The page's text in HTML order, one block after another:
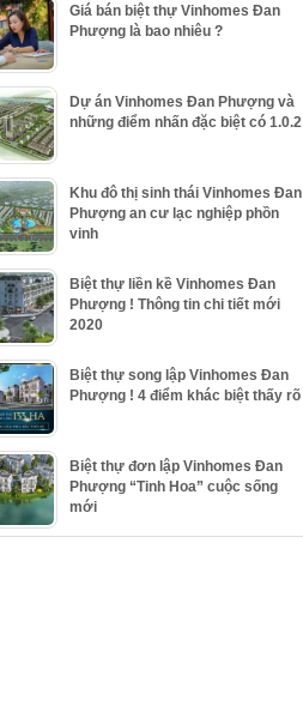
Giá bán biệt thự Vinhomes Đan
Phượng là bao nhiêu ?
Dự án Vinhomes Đan Phượng và
những điểm nhấn đặc biệt có 1.0.2
Khu đô thị sinh thái Vinhomes Đan
Phượng an cư lạc nghiệp phồn
vinh
Biệt thự liền kề Vinhomes Đan
Phượng ! Thông tin chi tiết mới
2020
Biệt thự song lập Vinhomes Đan
Phượng ! 4 điểm khác biệt thấy rõ
Biệt thự đơn lập Vinhomes Đan
Phượng “Tinh Hoa” cuộc sống
mới